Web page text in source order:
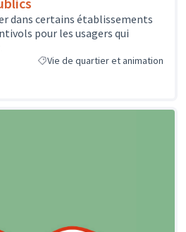
dans certains établissements
pour les usagers qui
Vie de quartier et animation